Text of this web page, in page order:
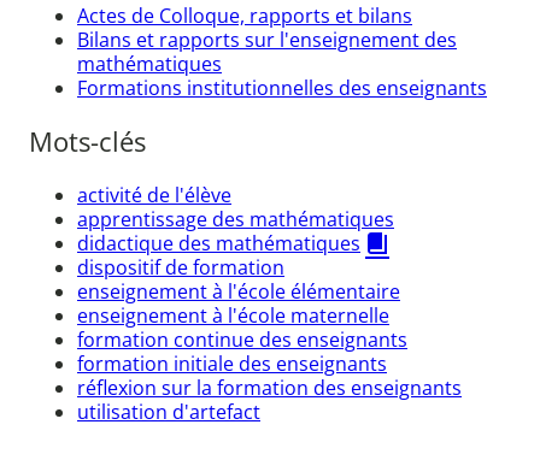
Actes de Colloque, rapports et bilans
Bilans et rapports sur l'enseignement des
mathématiques
Formations institutionnelles des enseignants
Mots-clés
activité de l'élève
apprentissage des mathématiques
didactique des mathématiques
dispositif de formation
enseignement à l'école élémentaire
enseignement à l'école maternelle
formation continue des enseignants
formation initiale des enseignants
réflexion sur la formation des enseignants
utilisation d'artefact